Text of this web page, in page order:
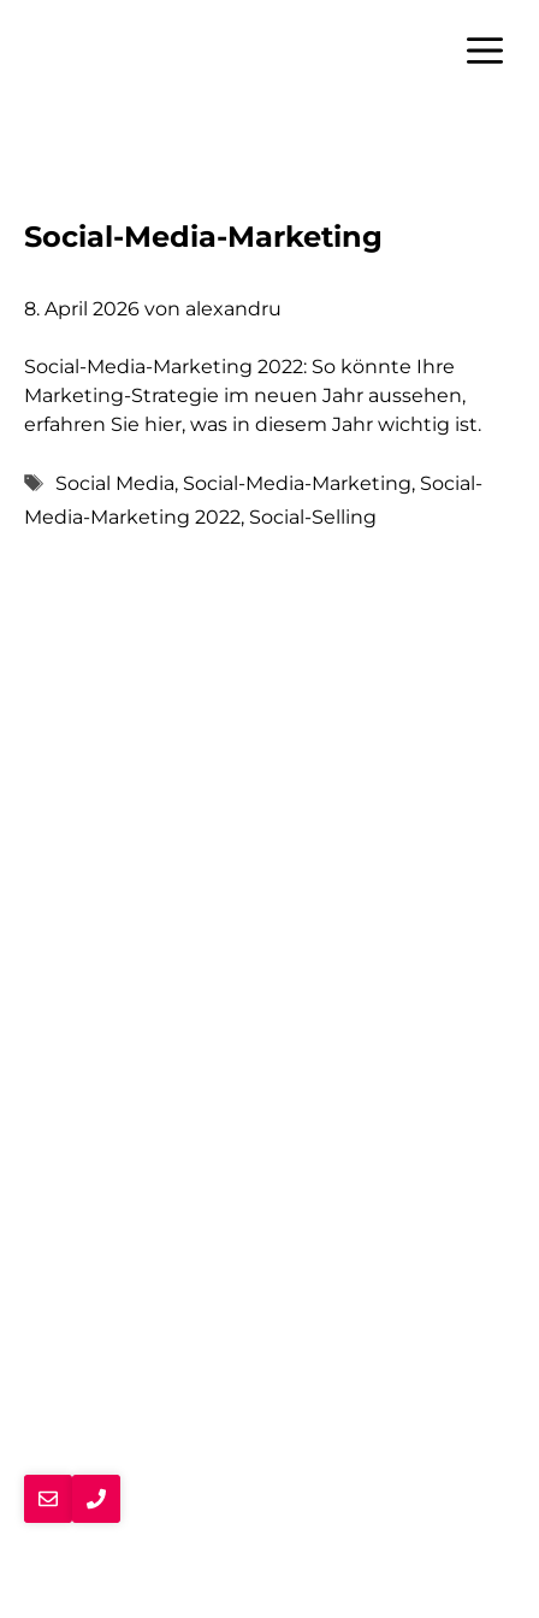
Menü
Social-Media-Marketing
8. April 2026 von alexandru
Social-Media-Marketing 2022: So könnte Ihre
Marketing-Strategie im neuen Jahr aussehen,
erfahren Sie hier, was in diesem Jahr wichtig ist.
Schlagwörter
Social Media, Social-Media-Marketing, Social-
Media-Marketing 2022, Social-Selling